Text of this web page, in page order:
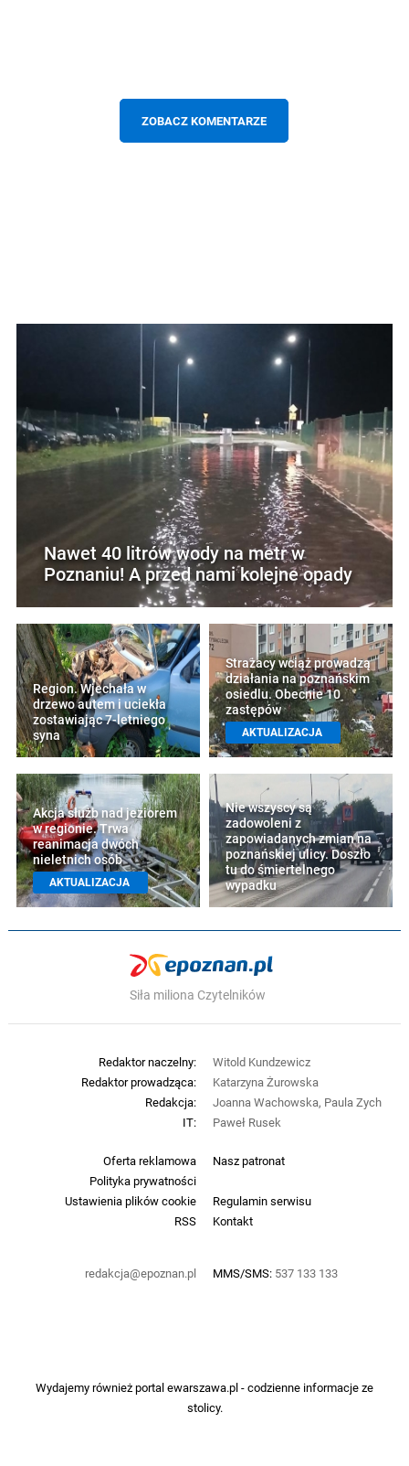
ZOBACZ KOMENTARZE
Nawet 40 litrów wody na metr w
Poznaniu! A przed nami kolejne opady
Region. Wjechała w
drzewo autem i uciekła
zostawiając 7-letniego
syna
Strażacy wciąż prowadzą
działania na poznańskim
osiedlu. Obecnie 10
zastępów
AKTUALIZACJA
Akcja służb nad jeziorem
w regionie. Trwa
reanimacja dwóch
nieletnich osób
AKTUALIZACJA
Nie wszyscy są
zadowoleni z
zapowiadanych zmian na
poznańskiej ulicy. Doszło
tu do śmiertelnego
wypadku
Siła miliona Czytelników
Oferta reklamowa
Nasz patronat
Polityka prywatności
Ustawienia plików cookie
Regulamin serwisu
RSS
Kontakt
redakcja@epoznan.pl MMS/SMS: 537 133 133
Redaktor naczelny:
Witold Kundzewicz
Redaktor prowadząca:
Katarzyna Żurowska
Redakcja:
Joanna Wachowska, Paula Zych
IT:
Paweł Rusek
Wydajemy również portalewarszawa.pl- codzienne informacje ze
stolicy.